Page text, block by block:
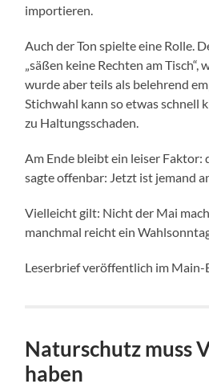
importieren.
Auch der Ton spielte eine Rolle.
„säßen keine Rechten am
wurde aber teils als belehrend
Stichwahl kann so etwas schnell
zu Haltungsschaden.
Am Ende bleibt ein leiser Faktor:
sagte offenbar: Jetzt ist jemand
Vielleicht gilt: Nicht der Mai
manchmal reicht ein
Leserbrief veröffentlich im Main-
Naturschutz muss
haben